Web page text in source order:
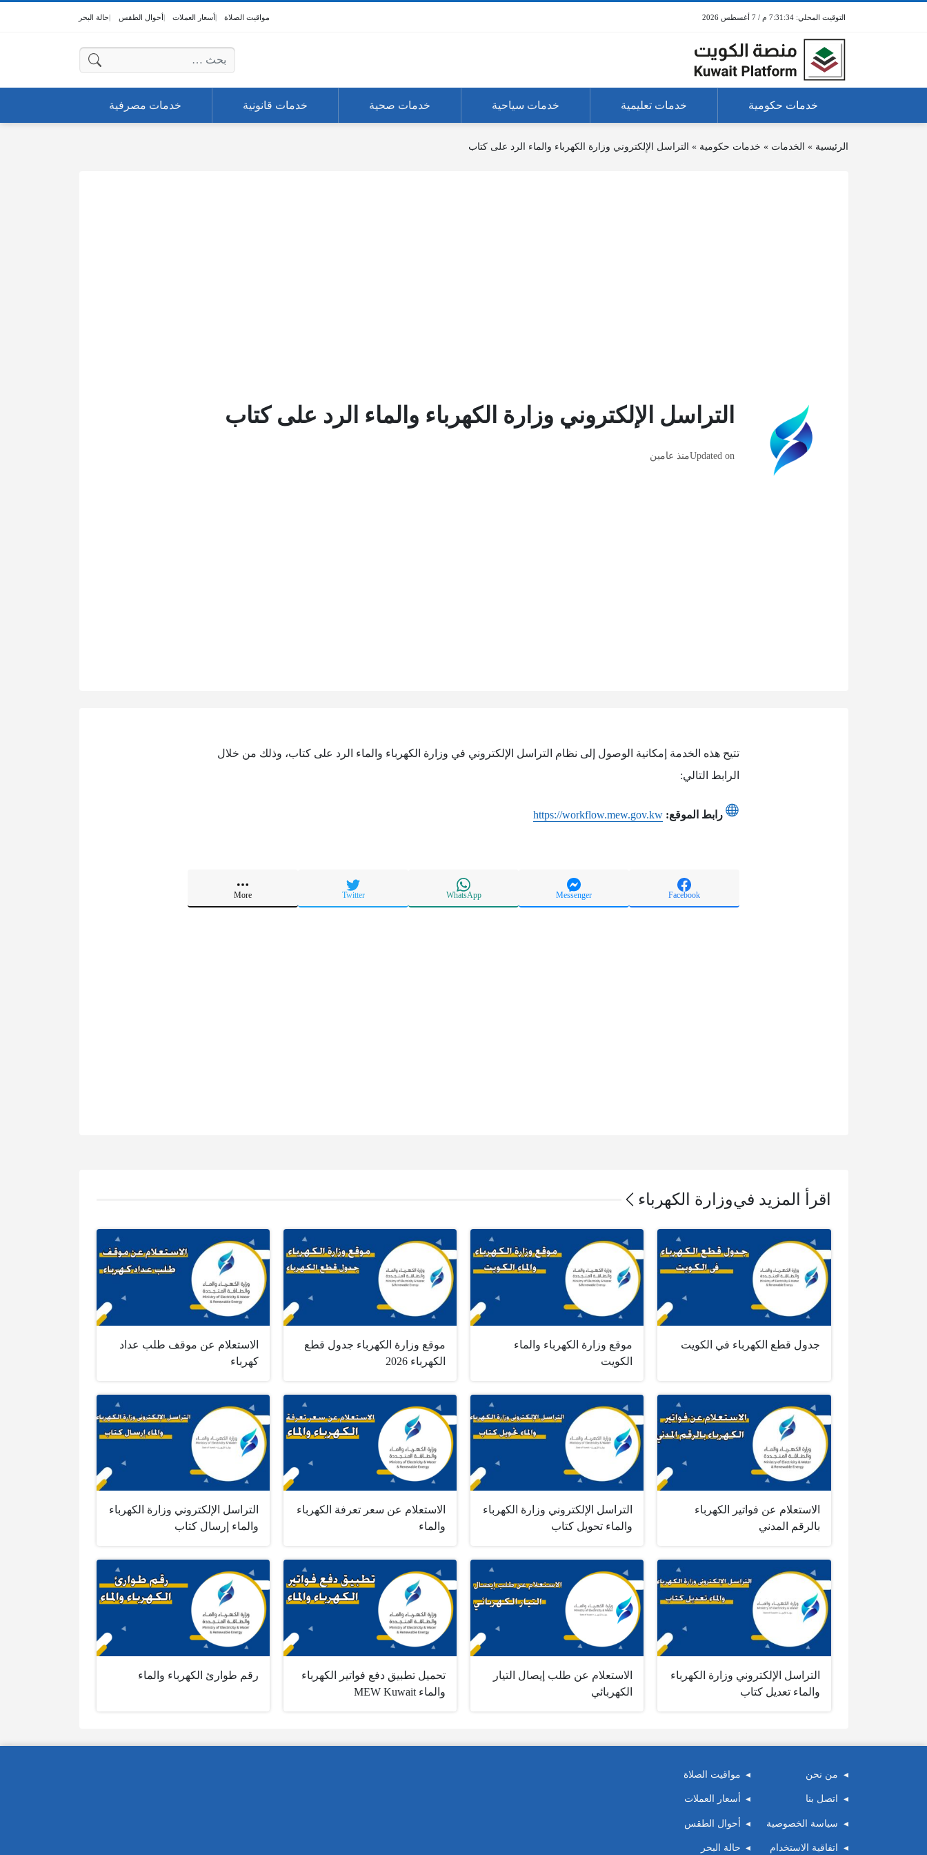
7:31:34 م / 7 أغسطس 2026 مواقيت الصلاة أسعار العملات أحوال الطقس حالة البحر
البحث عن:
خدمات حكومية خدمات تعليمية خدمات سياحية خدمات صحية خدمات قانونية خدمات مصرفية
الرئيسية » الخدمات » خدمات حكومية » التراسل الإلكتروني وزارة الكهرباء والماء الرد على كتاب
التراسل الإلكتروني وزارة الكهرباء والماء الرد على كتاب
Updated onمنذ عامين
تتيح هذه الخدمة إمكانية الوصول إلى نظام التراسل الإلكتروني في وزارة الكهرباء والماء الرد على كتاب، وذلك من خلال
الرابط التالي:
رابط الموقع: https://workflow.mew.gov.kw
Facebook
Messenger
WhatsApp
Twitter
More
اقرأ المزيد فيوزارة الكهرباء
جدول قطع الكهرباء في الكويت
موقع وزارة الكهرباء والماء
الكويت
موقع وزارة الكهرباء جدول قطع
الكهرباء 2026
الاستعلام عن موقف طلب عداد
كهرباء
الاستعلام عن فواتير الكهرباء
بالرقم المدني
التراسل الإلكتروني وزارة الكهرباء
والماء تحويل كتاب
الاستعلام عن سعر تعرفة الكهرباء
والماء
التراسل الإلكتروني وزارة الكهرباء
والماء إرسال كتاب
التراسل الإلكتروني وزارة الكهرباء
والماء تعديل كتاب
الاستعلام عن طلب إيصال التيار
الكهربائي
تحميل تطبيق دفع فواتير الكهرباء
والماء MEW Kuwait
رقم طوارئ الكهرباء والماء
من نحن
اتصل بنا
سياسة الخصوصية
اتفاقية الاستخدام
مواقيت الصلاة
أسعار العملات
أحوال الطقس
حالة البحر